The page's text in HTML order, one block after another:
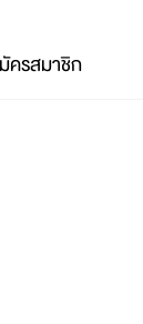
ครสมาชิก
ด้านโปรโมชัน อัปเ